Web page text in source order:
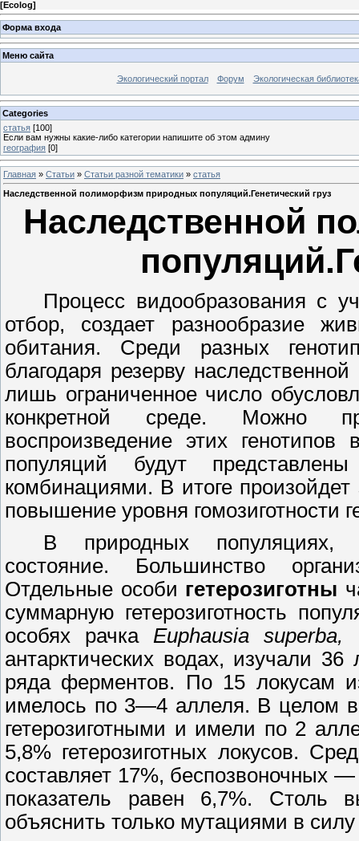
[Ecolog]
Форма входа
Меню сайта
Экологический портал Форум Экологическая
Categories
статья [100]
Если вам нужны какие-либо категории напишите об этом админу
география [0]
Главная » Статьи » Статьи разной тематики » статья
Наследственной полиморфизм природных популяций.Генетический груз
Наследственной
Процесс видообразования с
отбор, создает разнообразие
обитания. Среди разных
благодаря резерву
лишь ограниченное число
конкретной среде. Можно
воспроизведение этих
популяций будут
комбинациями. В итоге
повышение уровня гомозиготности
В природных популяциях,
состояние. Большинство
Отдельные особи гетерозиготны
суммарную гетерозиготность
особях рачка Euphausia superba,
антарктических водах, изучали 36
ряда ферментов. По15 локусам
имелось по3—4 аллеля. В целом
гетерозиготными и имели по2
5,8% гетерозиготных локусов.
составляет 17%, беспозвоночных —
показатель равен 6,7%. Столь
объяснить только мутациями в